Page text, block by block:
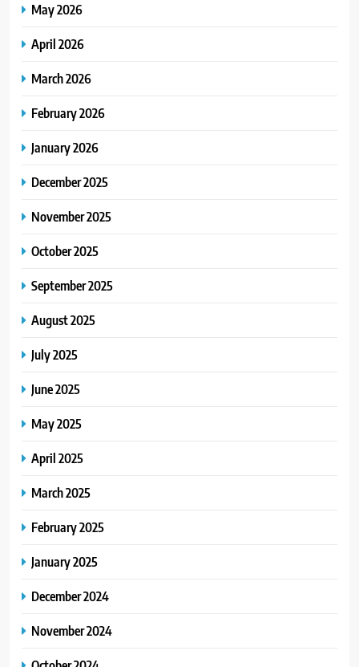
May 2026
April 2026
March 2026
February 2026
January 2026
December 2025
November 2025
October 2025
September 2025
August 2025
July 2025
June 2025
May 2025
April 2025
March 2025
February 2025
January 2025
December 2024
November 2024